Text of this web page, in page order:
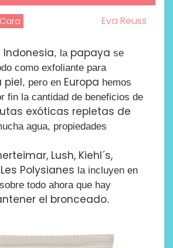
Cara Eva Reuss
Indonesia, la papaya se
como exfoliante para
piel, pero en Europa hemos
fin la cantidad de beneficios de
exóticas repletas de
agua, propiedades
Lush, Kiehl´s,
Polysianes la incluyen en
todo ahora que hay
el bronceado.